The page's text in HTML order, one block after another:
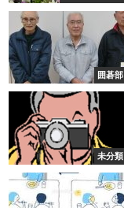
囲碁部
未分類